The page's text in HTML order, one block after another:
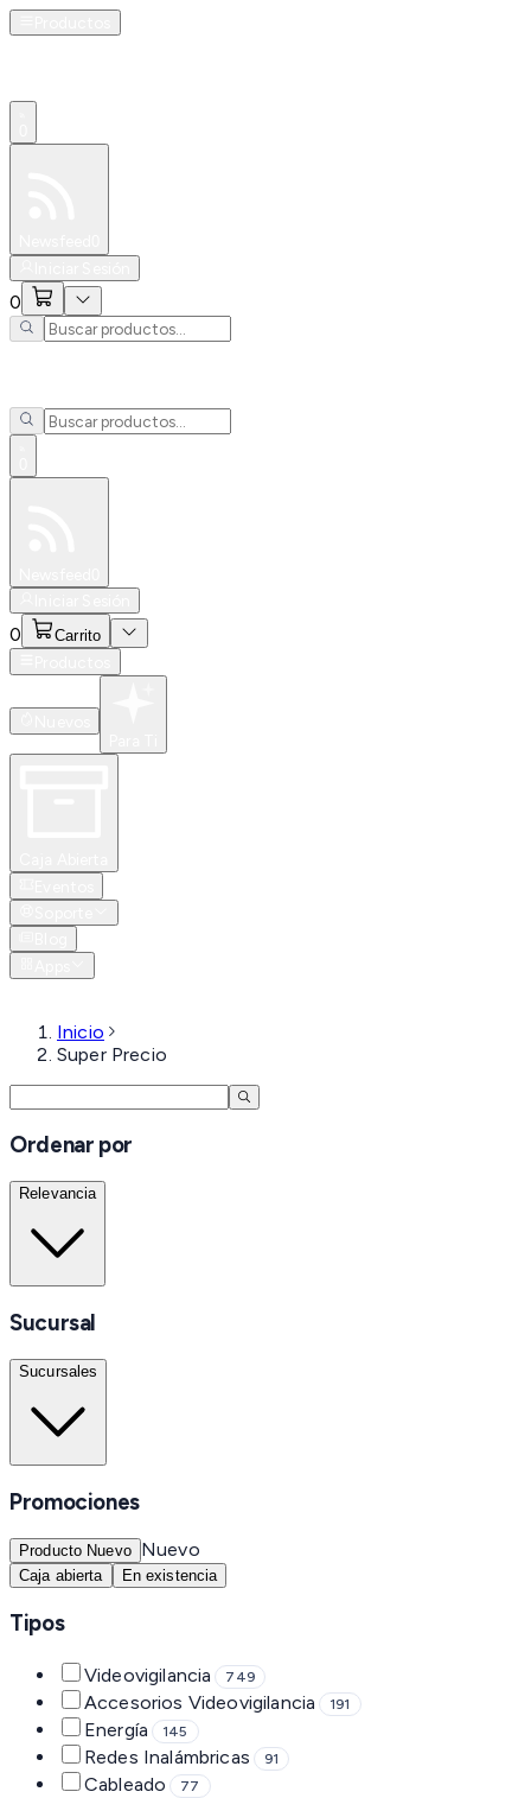
0
0 Carrito
Inicio
Super Precio
Ordenar por
Relevancia
Sucursal
Sucursales
Promociones
Producto Nuevo Nuevo
Caja abierta En existencia
Tipos
Videovigilancia 749
Accesorios Videovigilancia 191
Energía 145
Redes Inalámbricas 91
Cableado 77